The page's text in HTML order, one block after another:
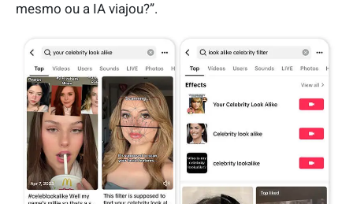
mesmo ou a IA viajou?”.